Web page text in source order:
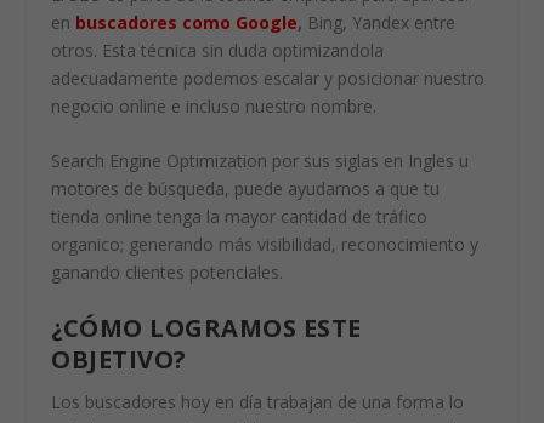
en buscadores como Google, Bing, Yandex entre
otros. Esta técnica sin duda optimizandola
adecuadamente podemos escalar y posicionar nuestro
negocio online e incluso nuestro nombre.
Search Engine Optimization por sus siglas en Ingles u
motores de búsqueda, puede ayudarnos a que tu
tienda online tenga la mayor cantidad de tráfico
organico; generando más visibilidad, reconocimiento y
ganando clientes potenciales.
¿CÓMO LOGRAMOS ESTE
OBJETIVO?
Los buscadores hoy en día trabajan de una forma lo